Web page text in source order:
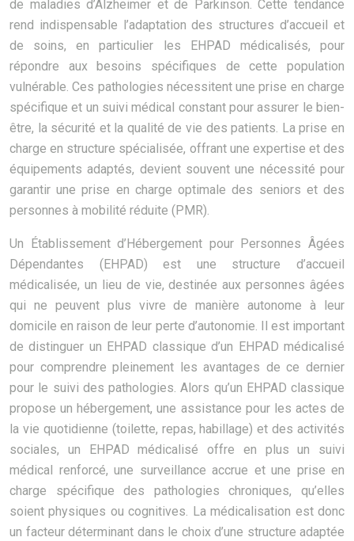
de maladies d’Alzheimer et de Parkinson. Cette tendance
rend indispensable l’adaptation des structures d’accueil et
de soins, en particulier les EHPAD médicalisés, pour
répondre aux besoins spécifiques de cette population
vulnérable. Ces pathologies nécessitent une prise en charge
spécifique et un suivi médical constant pour assurer le bien-
être, la sécurité et la qualité de vie des patients. La prise en
charge en structure spécialisée, offrant une expertise et des
équipements adaptés, devient souvent une nécessité pour
garantir une prise en charge optimale des seniors et des
personnes à mobilité réduite (PMR).
Un Établissement d’Hébergement pour Personnes Âgées
Dépendantes (EHPAD) est une structure d’accueil
médicalisée, un lieu de vie, destinée aux personnes âgées
qui ne peuvent plus vivre de manière autonome à leur
domicile en raison de leur perte d’autonomie. Il est important
de distinguer un EHPAD classique d’un EHPAD médicalisé
pour comprendre pleinement les avantages de ce dernier
pour le suivi des pathologies. Alors qu’un EHPAD classique
propose un hébergement, une assistance pour les actes de
la vie quotidienne (toilette, repas, habillage) et des activités
sociales, un EHPAD médicalisé offre en plus un suivi
médical renforcé, une surveillance accrue et une prise en
charge spécifique des pathologies chroniques, qu’elles
soient physiques ou cognitives. La médicalisation est donc
un facteur déterminant dans le choix d’une structure adaptée